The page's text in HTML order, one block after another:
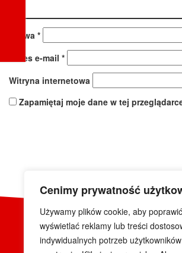
Cenimy prywatność
Używamy plików cookie, aby
wyświetlać reklamy lub treści
indywidualnych potrzeb
Nazwa *
Adres e-mail *
Witryna internetowa
Zapamiętaj moje dane w tej